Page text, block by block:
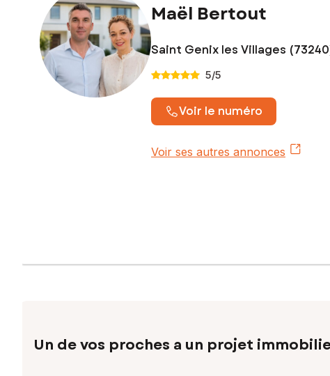
Maël Bertout
Saint Genix les Villages
5/5
Voir le numéro
Voir ses autres annonces
Un de vos proches a un projet